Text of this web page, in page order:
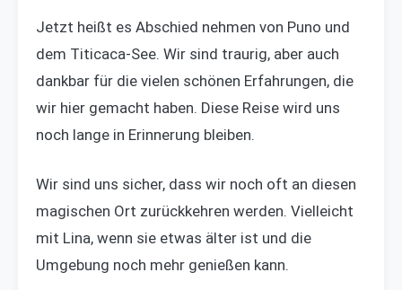
Jetzt heißt es Abschied nehmen von Puno und
dem Titicaca-See. Wir sind traurig, aber auch
dankbar für die vielen schönen Erfahrungen, die
wir hier gemacht haben. Diese Reise wird uns
noch lange in Erinnerung bleiben.
Wir sind uns sicher, dass wir noch oft an diesen
magischen Ort zurückkehren werden. Vielleicht
mit Lina, wenn sie etwas älter ist und die
Umgebung noch mehr genießen kann.